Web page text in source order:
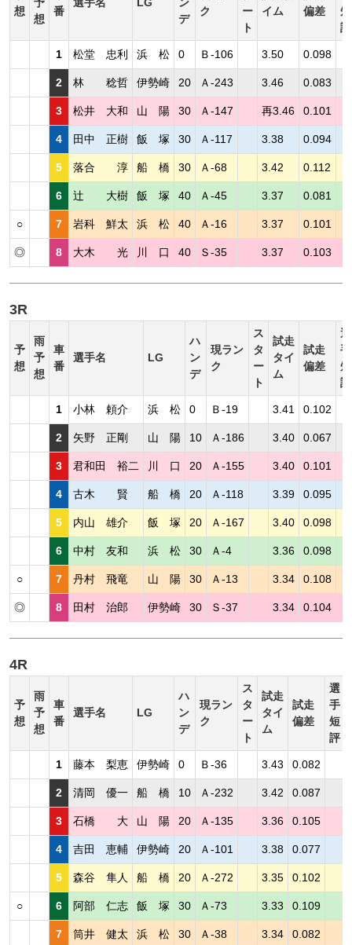
想
想
番
デ
ク
ー
ト
イム
偏差
短
評
1 松堂 忠利 浜 松 0 Ｂ-106 3.50 0.098
2 林 稔哲 伊勢崎 20 Ａ-243 3.46 0.083
3 松井 大和 山 陽 30 Ａ-147 再3.46 0.101
4 田中 正樹 飯 塚 30 Ａ-117 3.38 0.094
5 落合 淳 船 橋 30 Ａ-68 3.42 0.112
6 辻 大樹 飯 塚 40 Ａ-45 3.37 0.081
○ 7 岩科 鮮太 浜 松 40 Ａ-16 3.37 0.101
◎ 8 大木 光 川 口 40 Ｓ-35 3.37 0.103
3R
予
想
雨
予
想
車
番
選手名 LG
ハ
ン
デ
現ラン
ク
ス
タ
ー
ト
試走
タイ
ム
試走
偏差
選
手
短
評
1 小林 頼介 浜 松 0 Ｂ-19 3.41 0.102
2 矢野 正剛 山 陽 10 Ａ-186 3.40 0.067
3 君和田 裕二 川 口 20 Ａ-155 3.40 0.101
4 古木 賢 船 橋 20 Ａ-118 3.39 0.095
5 内山 雄介 飯 塚 20 Ａ-167 3.40 0.098
6 中村 友和 浜 松 30 Ａ-4 3.36 0.098
○ 7 丹村 飛竜 山 陽 30 Ａ-13 3.34 0.108
◎ 8 田村 治郎 伊勢崎 30 Ｓ-37 3.34 0.104
4R
予
想
雨
予
想
車
番
選手名 LG
ハ
ン
デ
現ラン
ク
ス
タ
ー
ト
試走
タイ
ム
試走
偏差
選
手
短
評
1 藤本 梨恵 伊勢崎 0 Ｂ-36 3.43 0.082
2 清岡 優一 船 橋 10 Ａ-232 3.42 0.087
3 石橋 大 山 陽 20 Ａ-135 3.36 0.105
4 吉田 恵輔 伊勢崎 20 Ａ-101 3.38 0.077
5 森谷 隼人 船 橋 20 Ａ-272 3.35 0.102
○ 6 阿部 仁志 飯 塚 30 Ａ-73 3.33 0.109
7 筒井 健太 浜 松 30 Ａ-38 3.34 0.082